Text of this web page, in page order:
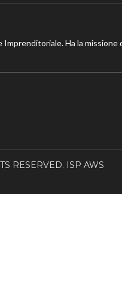
Ha la
RESERVED. ISP AWS